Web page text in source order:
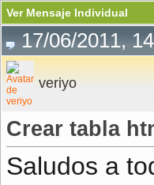
Ver Mensaje Individual
17/06/2011,
veriyo
Crear tabla
Saludos a